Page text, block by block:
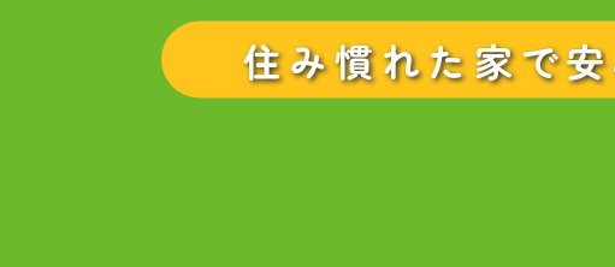
住み慣れた家で